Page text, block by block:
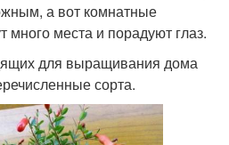
а вот комнатные
много места и порадуют глаз.
для выращивания дома
сорта.